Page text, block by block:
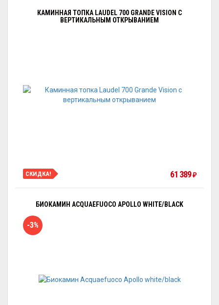
КАМИННАЯ ТОПКА LAUDEL 700 GRANDE VISION С
ВЕРТИКАЛЬНЫМ ОТКРЫВАНИЕМ
СКИДКА! 61 389 ₽
БИОКАМИН ACQUAEFUOCO APOLLO WHITE/BLACK
-3%